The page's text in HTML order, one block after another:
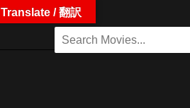
Translate / 翻訳